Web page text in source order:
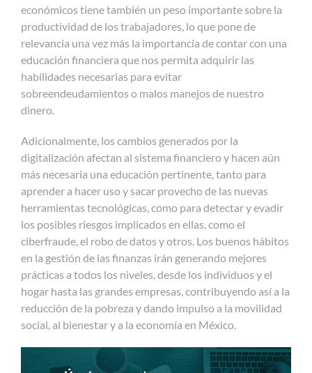
económicos tiene también un peso importante sobre la
productividad de los trabajadores, lo que pone de
relevancia una vez más la importancia de contar con una
educación financiera que nos permita adquirir las
habilidades necesarias para evitar
sobreendeudamientos o malos manejos de nuestro
dinero.
Adicionalmente, los cambios generados por la
digitalización afectan al sistema financiero y hacen aún
más necesaria una educación pertinente, tanto para
aprender a hacer uso y sacar provecho de las nuevas
herramientas tecnológicas, como para detectar y evadir
los posibles riesgos implicados en ellas, como el
ciberfraude, el robo de datos y otros. Los buenos hábitos
en la gestión de las finanzas irán generando mejores
prácticas a todos los niveles, desde los individuos y el
hogar hasta las grandes empresas, contribuyendo así a la
reducción de la pobreza y dando impulso a la movilidad
social, al bienestar y a la economía en México.